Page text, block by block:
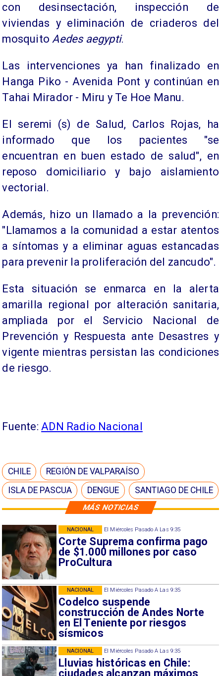
MÁS NOTICIAS
El Miércoles Pasado A Las 9:35
Corte Suprema confirma pago
de $1.000 millones por caso
ProCultura
NACIONAL
El Miércoles Pasado A Las 9:35
Codelco suspende
construcción de Andes Norte
en El Teniente por riesgos
sísmicos
NACIONAL
El Miércoles Pasado A Las 9:35
Lluvias históricas en Chile:
ciudades alcanzan máximos
NACIONAL
con desinsectación, inspección de
viviendas y eliminación de criaderos del
mosquito Aedes aegypti.
Las intervenciones ya han finalizado en
Hanga Piko - Avenida Pont y continúan en
Tahai Mirador - Miru y Te Hoe Manu.
El seremi (s) de Salud, Carlos Rojas, ha
informado que los pacientes "se
encuentran en buen estado de salud", en
reposo domiciliario y bajo aislamiento
vectorial.
Además, hizo un llamado a la prevención:
"Llamamos a la comunidad a estar atentos
a síntomas y a eliminar aguas estancadas
para prevenir la proliferación del zancudo".
Esta situación se enmarca en la alerta
amarilla regional por alteración sanitaria,
ampliada por el Servicio Nacional de
Prevención y Respuesta ante Desastres y
vigente mientras persistan las condiciones
de riesgo.
Fuente: ADN Radio Nacional
CHILE
REGIÓN DE VALPARAÍSO
ISLA DE PASCUA
DENGUE SANTIAGO DE CHILE